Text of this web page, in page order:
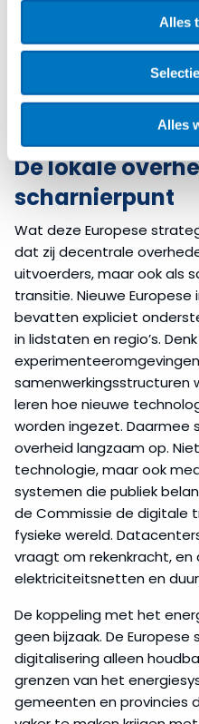
Alles
Alles
kosten en functionaliteit,
strategische
Het vraagt om nieuwe
afdelingen, en om een
over digitale
De lokale
scharnierpunt
Wat deze Europese
dat zij decentrale
uitvoerders, maar ook als
transitie. Nieuwe
bevatten expliciet
in lidstaten en regio’s.
samenwerkingsstructuren
leren hoe nieuwe
worden ingezet. Daarmee
overheid langzaam op.
technologie, maar ook
systemen die publiek
de Commissie de digitale
fysieke wereld.
vraagt om rekenkracht, en
elektriciteitsnetten en
De koppeling met het
geen bijzaak. De
digitalisering alleen
grenzen van het
gemeenten en provincies